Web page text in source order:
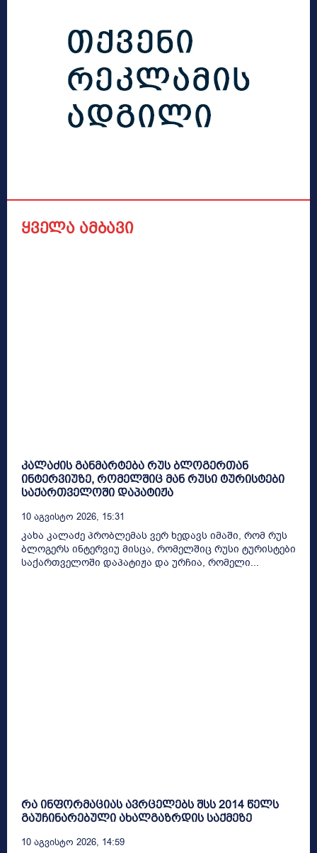
ყველა ამბავი
კალაძის განმარტება რუს ბლოგერთან
ინტერვიუზე, რომელშიც მან რუსი ტურისტები
საქართველოში დაპატიჟა
10 Აგვისტო 2026, 15:31
კახა კალაძე პრობლემას ვერ ხედავს იმაში, რომ რუს
ბლოგერს ინტერვიუ მისცა, რომელშიც რუსი ტურისტები
საქართველოში დაპატიჟა და ურჩია, რომელი...
რა ინფორმაციას ავრცელებს შსს 2014 წელს
გაუჩინარებული ახალგაზრდის საქმეზე
10 Აგვისტო 2026, 14:59